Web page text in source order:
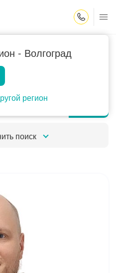
- Волгоград
регион
помощи
на дому
поиск